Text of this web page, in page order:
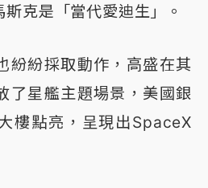
克是「當代愛迪生」。
紛紛採取動作，高盛在其
了星艦主題場景，美國銀
樓點亮，呈現出SpaceX